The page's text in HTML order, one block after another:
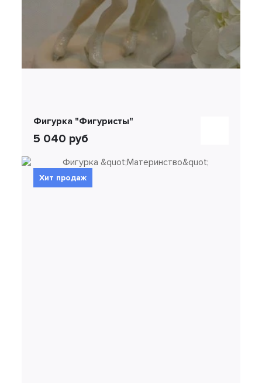
Фигурка "Фигуристы"
5 040 руб
Хит продаж